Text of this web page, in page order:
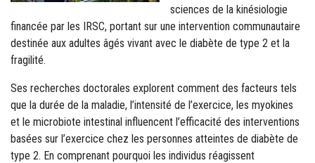
sciences de la kinésiologie
financée par les IRSC, portant sur une intervention communautaire
destinée aux adultes âgés vivant avec le diabète de type 2 et la
fragilité.
Ses recherches doctorales explorent comment des facteurs tels
que la durée de la maladie, l’intensité de l’exercice, les myokines
et le microbiote intestinal influencent l’efficacité des interventions
basées sur l’exercice chez les personnes atteintes de diabète de
type 2. En comprenant pourquoi les individus réagissent